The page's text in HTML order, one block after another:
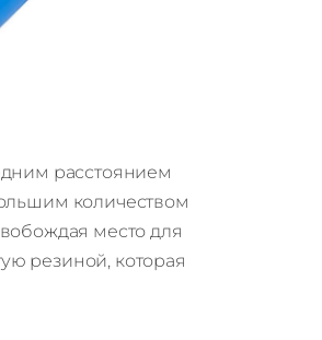
расстоянием
количеством
место для
резиной, которая